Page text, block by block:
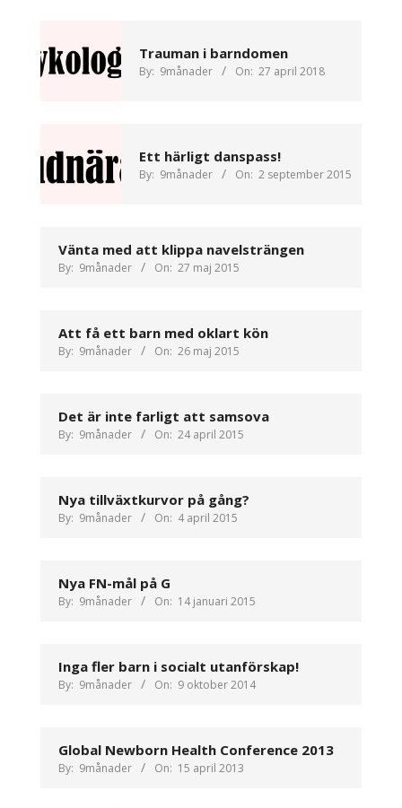
Trauman i barndomen
By: 9månader On: 27 april 2018
Ett härligt danspass!
By: 9månader On: 2 september 2015
Vänta med att klippa navelsträngen
By: 9månader On: 27 maj 2015
Att få ett barn med oklart kön
By: 9månader On: 26 maj 2015
Det är inte farligt att samsova
By: 9månader On: 24 april 2015
Nya tillväxtkurvor på gång?
By: 9månader On: 4 april 2015
Nya FN-mål på G
By: 9månader On: 14 januari 2015
Inga fler barn i socialt utanförskap!
By: 9månader On: 9 oktober 2014
Global Newborn Health Conference 2013
By: 9månader On: 15 april 2013